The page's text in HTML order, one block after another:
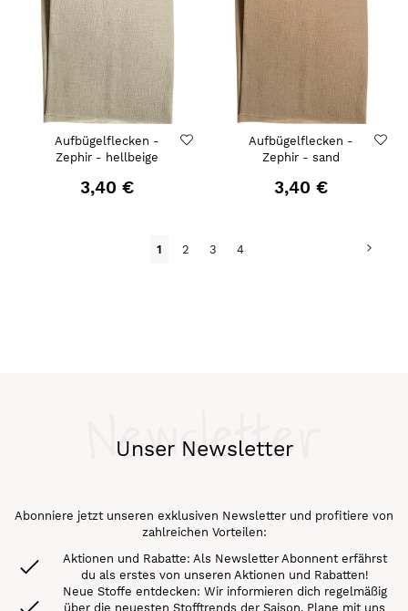
Aufbügelflecken -
Zephir - hellbeige
3,40 €
Aufbügelflecken -
Zephir - sand
3,40 €
Du
1 Seite
2 Seite
3 Seite
4
Unser Newsletter
Newsletter
Abonniere jetzt unseren exklusiven Newsletter und profitiere von
zahlreichen Vorteilen:
Aktionen und Rabatte: Als Newsletter Abonnent erfährst
du als erstes von unseren Aktionen und Rabatten!
Neue Stoffe entdecken: Wir informieren dich regelmäßig
über die neuesten Stofftrends der Saison. Plane mit uns